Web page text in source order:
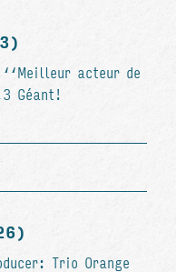
acteur de
Géant!
Trio Orange